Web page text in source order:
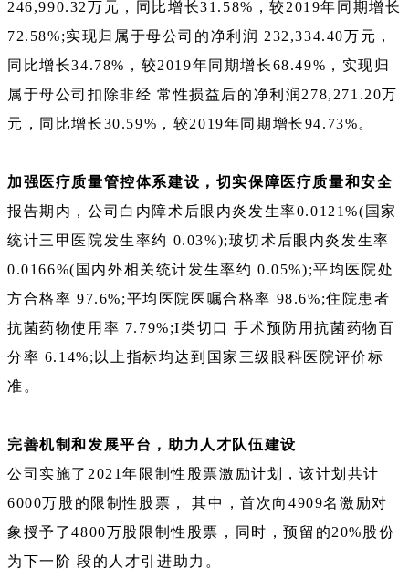
246,990.32万元，同比增长31.58%，较2019年同期增长
72.58%;实现归属于母公司的净利润 232,334.40万元，
同比增长34.78%，较2019年同期增长68.49%，实现归
属于母公司扣除非经 常性损益后的净利润278,271.20万
元，同比增长30.59%，较2019年同期增长94.73%。
加强医疗质量管控体系建设，切实保障医疗质量和安全
报告期内，公司白内障术后眼内炎发生率0.0121%(国家
统计三甲医院发生率约 0.03%);玻切术后眼内炎发生率
0.0166%(国内外相关统计发生率约 0.05%);平均医院处
方合格率 97.6%;平均医院医嘱合格率 98.6%;住院患者
抗菌药物使用率 7.79%;I类切口 手术预防用抗菌药物百
分率 6.14%;以上指标均达到国家三级眼科医院评价标
准。
完善机制和发展平台，助力人才队伍建设
公司实施了2021年限制性股票激励计划，该计划共计
6000万股的限制性股票， 其中，首次向4909名激励对
象授予了4800万股限制性股票，同时，预留的20%股份
为下一阶 段的人才引进助力。